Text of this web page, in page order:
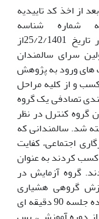
از اخذ کد تاییدیه
شماره شناسه
IR.PNU.REC.1401.057 تصویب شده در تاریخ 25/2/1401از
سرای سالمندان
های ورود به پژوهش
و از کلیه مراحل
تصادفی یک گروه
گروه کنترل در نظر
شد. سالمندانی که
اجتماعی، کفایت
کسب کردند به عنوان
گروه آزمایش در
گروهی هشیاری
وجودی قرار گرفتند. مدت جلسات درمانی ده جلسه 90 دقیقه ای